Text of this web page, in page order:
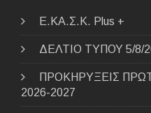
E.ΚΑ.Σ.Κ. Plus +
ΔΕΛΤΙΟ ΤΥΠΟΥ 5/8/
ΠΡΟΚΗΡΥΞΕΙΣ
2026-2027